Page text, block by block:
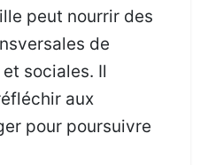
peut nourrir des
de
sociales. Il
aux
pour poursuivre